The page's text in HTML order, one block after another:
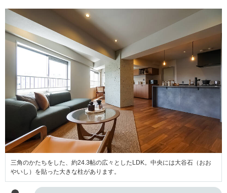
三角のかたちをした、約24.3帖の広々としたLDK。中央には大谷石（おお
やいし）を貼った大きな柱があります。